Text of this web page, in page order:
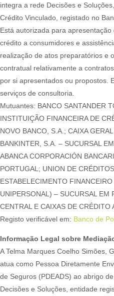
integra a rede Decisões e
Crédito Vinculado, registado no
Está autorizada para
crédito a consumidores e
realização de atos preparatórios e
contratual relativamente a
por si apresentados ou propostos.
serviços de consultoria.
Mutuantes: BANCO SANTANDER
INSTITUIÇÃO FINANCEIRA DE
NOVO BANCO, S.A.; CAIXA
BANKINTER, S.A. – SUCURSAL
ABANCA CORPORACIÓN
PORTUGAL; UNION DE
ESTABELECIMENTO
UNIPERSONAL) – SUCURSAL EM
CENTRAL E CAIXAS DE CRÉDITO
Registo verificável em: Banco de
Informação Legal sobre
A Telma Marques Coelho Simões,
atua como Pessoa Diretamente
de Seguros (PDEADS) ao abrigo
Decisões e Soluções, entidade